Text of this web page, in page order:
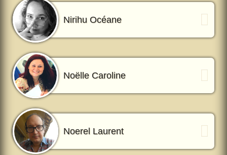
Nirihu Océane
Noëlle Caroline
Noerel Laurent